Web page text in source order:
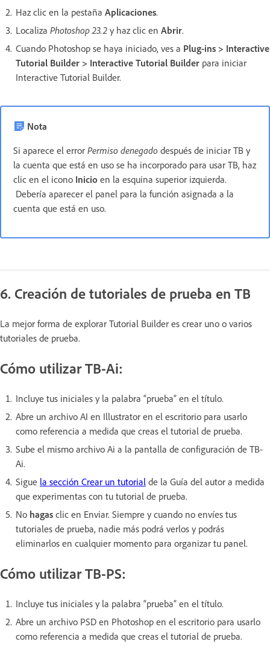
Haz clic en la pestaña Aplicaciones.
Localiza Photoshop 23.2 y haz clic en Abrir.
Cuando Photoshop se haya iniciado, ves a Plug-ins > Interactive
Tutorial Builder > Interactive Tutorial Builder para iniciar
Interactive Tutorial Builder.
Nota
Si aparece el error Permiso denegado después de iniciar TB y
la cuenta que está en uso se ha incorporado para usar TB, haz
clic en el icono Inicio en la esquina superior izquierda.
Debería aparecer el panel para la función asignada a la
cuenta que está en uso.
6. Creación de tutoriales de prueba en TB
La mejor forma de explorar Tutorial Builder es crear uno o varios
tutoriales de prueba.
Cómo utilizar TB-Ai:
Incluye tus iniciales y la palabra “prueba” en el título.
Abre un archivo AI en Illustrator en el escritorio para usarlo
como referencia a medida que creas el tutorial de prueba.
Sube el mismo archivo Ai a la pantalla de configuración de TB-
Ai.
Sigue la sección Crear un tutorial de la Guía del autor a medida
que experimentas con tu tutorial de prueba.
No hagas clic en Enviar. Siempre y cuando no envíes tus
tutoriales de prueba, nadie más podrá verlos y podrás
eliminarlos en cualquier momento para organizar tu panel.
Cómo utilizar TB-PS:
Incluye tus iniciales y la palabra “prueba” en el título.
Abre un archivo PSD en Photoshop en el escritorio para usarlo
como referencia a medida que creas el tutorial de prueba.